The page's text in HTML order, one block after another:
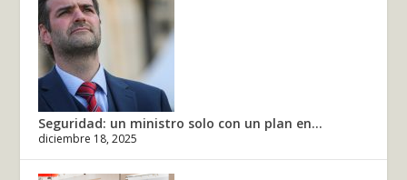
Seguridad: un ministro solo con un plan en...
diciembre 18, 2025